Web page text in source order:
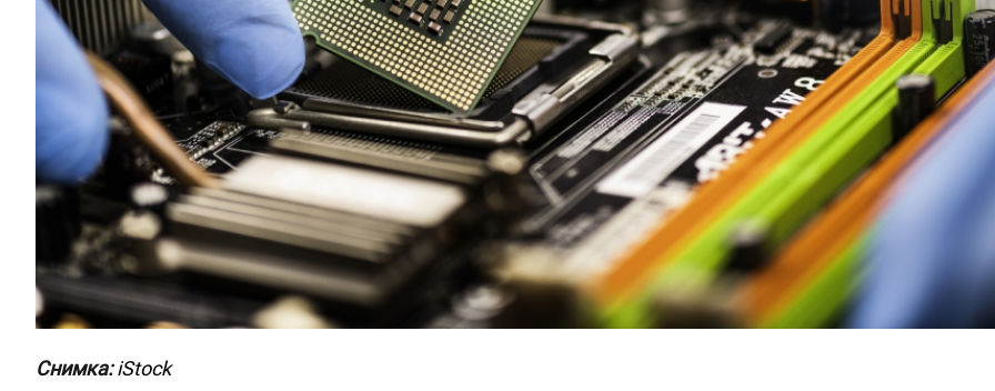
Снимка:iStock